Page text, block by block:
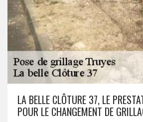
LA BELLE CLÔTURE 37, LE
POUR LE CHANGEMENT DE